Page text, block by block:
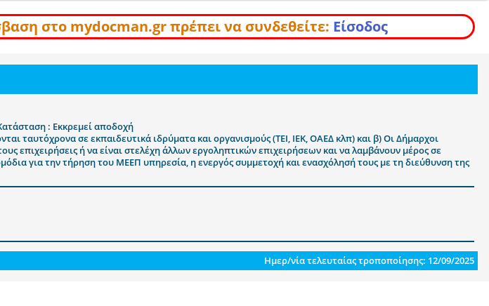
στο mydocman.gr πρέπει να συνδεθείτε: Είσοδος
: Εκκρεμεί αποδοχή
ταυτόχρονα σε εκπαιδευτικά ιδρύματα και οργανισμούς (ΤΕΙ, ΙΕΚ, ΟΑΕΔ κλπ) και β) Οι Δήμαρχοι
επιχειρήσεις ή να είναι στελέχη άλλων εργοληπτικών επιχειρήσεων και να λαμβάνουν μέρος σε
για την τήρηση του ΜΕΕΠ υπηρεσία, η ενεργός συμμετοχή και ενασχόλησή τους με τη διεύθυνση της
Ημερ/νία τελευταίας τροποποίησης: 12/09/2025